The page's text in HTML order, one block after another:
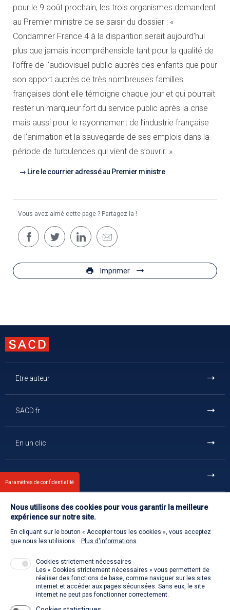
pour le 9 août prochain, les trois organismes demandent
au Premier ministre de se saisir du dossier : «
Condamner France 4 à la disparition serait aujourd’hui
plus que jamais incompréhensible tant pour la qualité de
l’offre de l’audiovisuel public auprès des enfants que pour
son apport auprès de très nombreuses familles
françaises dont elle témoigne chaque jour et qui pourrait
rester un marqueur fort du service public après la crise
mais aussi pour le rayonnement de l’industrie française
de l’animation et la sauvegarde de ses emplois dans la
période de turbulences qui vient de s’ouvrir. »
Lire le courrier adressé au Premier ministre
Vous avez aimé cette page ? Partagez la !
Imprimer
Etre auteur
SACD.fr
En un clic
Contact
Retour à l'accueil
Venir à la SACD
Paramètres de confidentialité
Nous utilisons des cookies pour vous garantir la meilleure
expérience sur notre site.
En cliquant sur le bouton « Accepter tous les cookies », vous acceptez
que nous les utilisions.
Plus d'informations
Cookies strictement nécessaires
Les « Cookies strictement nécessaires » vous permettent de
réaliser des fonctions de base, comme naviguer sur les sites
internet et accéder aux pages sécurisées. Sans eux, le site
internet ne peut pas fonctionner correctement.